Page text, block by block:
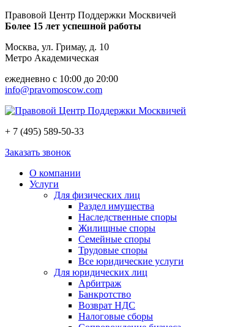
Правовой Центр Поддержки Москвичей
Более 15 лет успешной работы
Москва, ул. Гримау, д. 10
Метро Академическая
ежедневно с 10:00 до 20:00
info@pravomoscow.com
+ 7 (495) 589-50-33
Заказать звонок
О компании
Услуги
Для физических лиц
Раздел имущества
Наследственные споры
Жилищные споры
Семейные споры
Трудовые споры
Все юридические услуги
Для юридических лиц
Арбитраж
Банкротство
Возврат НДС
Налоговые сборы